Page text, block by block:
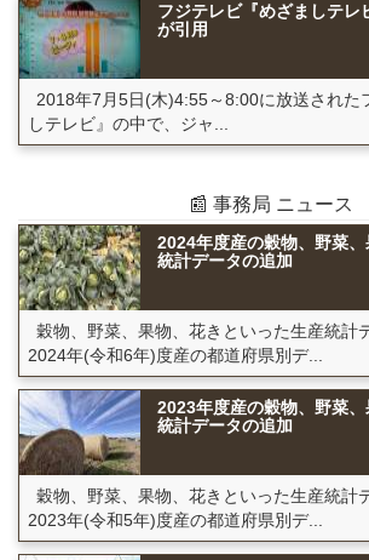
フジテレビ『めざましテレ
が引用
2018年7月5日(木)4:55～8:00に放送された
しテレビ』の中で、ジャ...
📰 事務局 ニュース
2024年度産の穀物、野菜
統計データの追加
穀物、野菜、果物、花きといった生産統計
2024年(令和6年)度産の都道府県別デ...
2023年度産の穀物、野菜
統計データの追加
穀物、野菜、果物、花きといった生産統計
2023年(令和5年)度産の都道府県別デ...